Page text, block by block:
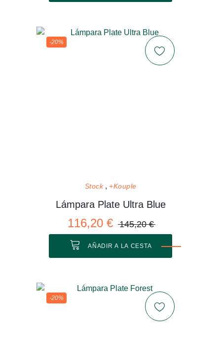
-20%
Stock +Kouple
Lámpara Plate Ultra Blue
116,20 € 145,20 €
AÑADIR A LA CESTA
-20%